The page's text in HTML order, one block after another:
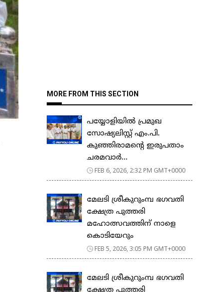
MORE FROM THIS SECTION
പയ്യോളിയിൽ പ്രമുഖ
സോഷ്യലിസ്റ്റ് എം.പി.
കുഞ്ഞിരാമന്റെ ഇരുപതാം
ചരമവാർ...
FEB 6, 2026, 2:32 PM GMT+0000
മേലടി ശ്രീകുറുംമ്പ ഭഗവതി
ക്ഷേത്ര പുത്തരി
മഹോത്സവത്തിന് നാളെ
കൊടിയേറും
FEB 5, 2026, 3:05 PM GMT+0000
മേലടി ശ്രീകുറുംമ്പ ഭഗവതി
ക്ഷേത്ര പുത്തരി